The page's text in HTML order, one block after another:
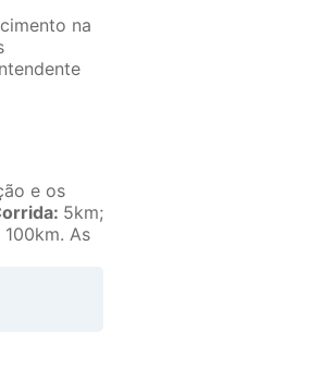
na
e os
5km;
As